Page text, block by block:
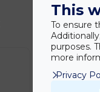
This
To ensure
purposes.
more
Privacy